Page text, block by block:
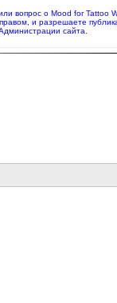
вопрос о Mood for
и разрешаете
сайта.